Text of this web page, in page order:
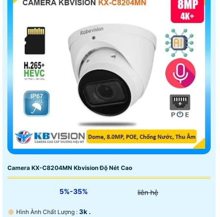
Camera KX-C8204MN Kbvision Độ Nét Cao
5%-35% liên hệ
🔅 Hình Ành Chất Lượng : 3k .